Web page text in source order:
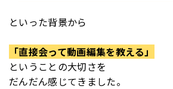
といった背景から
「直接会って動画編集を教える」
ということの大切さを
だんだん感じてきました。